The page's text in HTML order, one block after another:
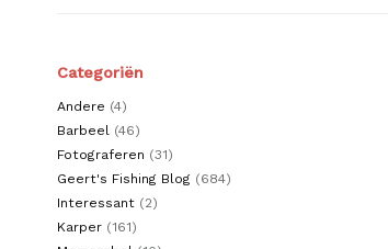
Categoriën
Andere (4)
Barbeel (46)
Fotograferen (31)
Geert's Fishing Blog (684)
Interessant (2)
Karper (161)